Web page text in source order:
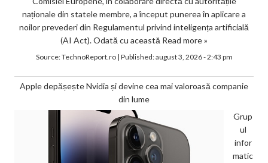
naționale din statele membre, a început punerea în aplicare a
noilor prevederi din Regulamentul privind inteligența artificială
(AI Act). Odată cu această Read more »
Source:TechnoReport.ro| Published:august 3, 2026 - 2:43 pm
Apple depășește Nvidia și devine cea mai valoroasă companie
din lume
Grup
ul
infor
matic